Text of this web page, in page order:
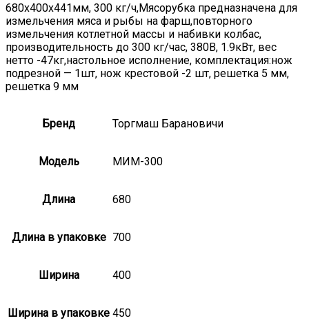
680х400х441мм, 300 кг/ч,Мясорубка предназначена для
измельчения мяса и рыбы на фарш,повторного
измельчения котлетной массы и набивки колбас,
производительность до 300 кг/час, 380В, 1.9кВт, вес
нетто -47кг,настольное исполнение, комплектация:нож
подрезной — 1шт, нож крестовой -2 шт, решетка 5 мм,
решетка 9 мм
Бренд Торгмаш Барановичи
Модель МИМ-300
Длина 680
Длина в упаковке 700
Ширина 400
Ширина в упаковке 450